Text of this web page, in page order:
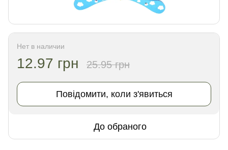
Нет в наличии
12.97 грн 25.95 грн
Повідомити, коли з'явиться
До обраного